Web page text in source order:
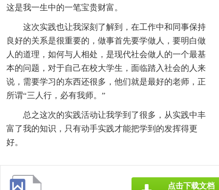
这是我一生中的一笔宝贵财富。
这次实践也让我深刻了解到，在工作中和同事保持
良好的关系是很重要的，做事首先要学做人，要明白做
人的道理，如何与人相处，是现代社会做人的一个最基
本的问题，对于自己在校大学生，面临踏入社会的人来
说，需要学习的东西还很多，他们就是最好的老师，正
所谓“三人行，必有我师。”
总之这次的实践活动让我学到了很多，从实践中丰
富了我的知识，只有动手实践才能把学到的发挥得更
好。
点击下载文档